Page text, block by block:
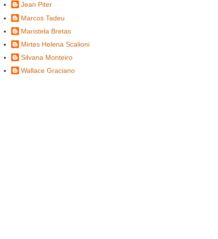
Jean Piter
Marcos Tadeu
Maristela Bretas
Mirtes Helena Scalioni
Silvana Monteiro
Wallace Graciano